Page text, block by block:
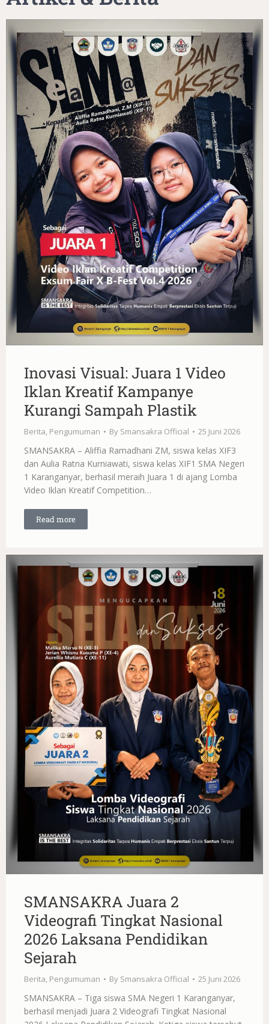
Inovasi Visual: Juara 1 Video
Iklan Kreatif Kampanye
Kurangi Sampah Plastik
Berita, Pengumuman By Smansakra Official 25 Juni 2026
SMANSAKRA – Aliffia Ramadhani ZM, siswa kelas XIF3
dan Aulia Ratna Kurniawati, siswa kelas XIF1 SMA Negeri
1 Karanganyar, berhasil meraih Juara 1 di ajang Lomba
Video Iklan Kreatif Competition…
Read more
SMANSAKRA Juara 2
Videografi Tingkat Nasional
2026 Laksana Pendidikan
Sejarah
Berita, Pengumuman By Smansakra Official 25 Juni 2026
SMANSAKRA – Tiga siswa SMA Negeri 1 Karanganyar,
berhasil menjadi Juara 2 Videografi Tingkat Nasional